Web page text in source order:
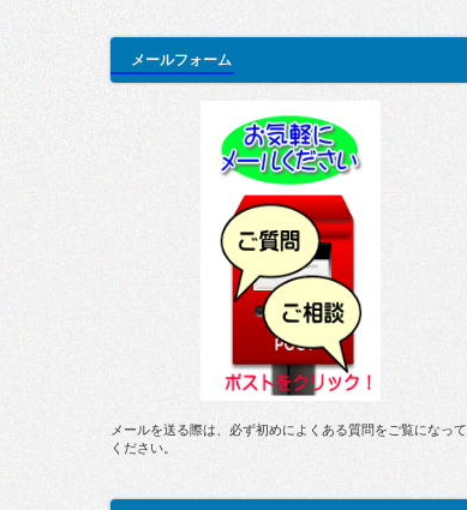
メールフォーム
メールを送る際は、必ず初めによくある質問をご覧になって
ください。